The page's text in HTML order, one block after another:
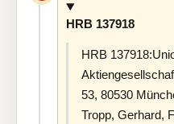
HRB 137918
HRB
53, 80530
Tropp, Gerhard,